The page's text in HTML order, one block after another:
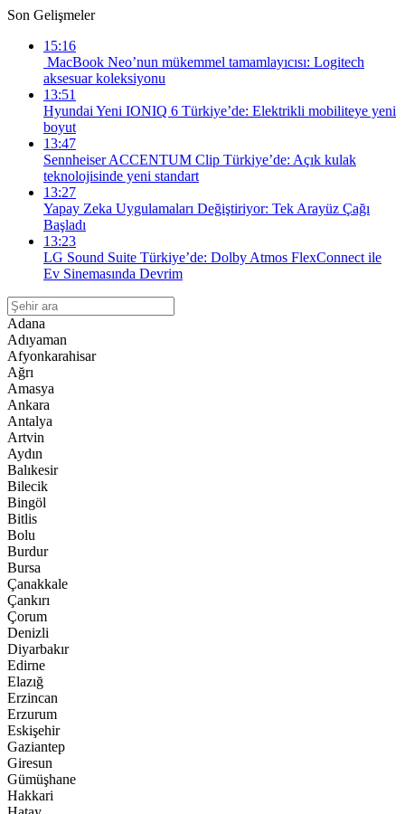
Son Gelişmeler
15:16
MacBook Neo’nun mükemmel tamamlayıcısı: Logitech
aksesuar koleksiyonu
13:51
Hyundai Yeni IONIQ 6 Türkiye’de: Elektrikli mobiliteye yeni
boyut
13:47
Sennheiser ACCENTUM Clip Türkiye’de: Açık kulak
teknolojisinde yeni standart
13:27
Yapay Zeka Uygulamaları Değiştiriyor: Tek Arayüz Çağı
Başladı
13:23
LG Sound Suite Türkiye’de: Dolby Atmos FlexConnect ile
Ev Sinemasında Devrim
Adana
Adıyaman
Afyonkarahisar
Ağrı
Amasya
Ankara
Antalya
Artvin
Aydın
Balıkesir
Bilecik
Bingöl
Bitlis
Bolu
Burdur
Bursa
Çanakkale
Çankırı
Çorum
Denizli
Diyarbakır
Edirne
Elazığ
Erzincan
Erzurum
Eskişehir
Gaziantep
Giresun
Gümüşhane
Hakkari